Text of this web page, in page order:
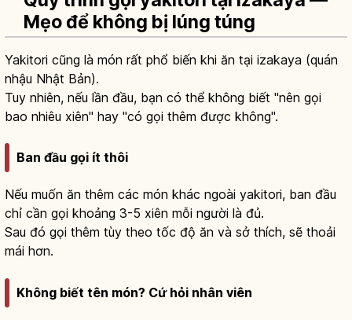
Mẹo để không bị lúng túng
Yakitori cũng là món rất phổ biến khi ăn tại izakaya (quán
nhậu Nhật Bản).
Tuy nhiên, nếu lần đầu, bạn có thể không biết "nên gọi
bao nhiêu xiên" hay "có gọi thêm được không".
Ban đầu gọi ít thôi
Nếu muốn ăn thêm các món khác ngoài yakitori, ban đầu
chỉ cần gọi khoảng 3-5 xiên mỗi người là đủ.
Sau đó gọi thêm tùy theo tốc độ ăn và sở thích, sẽ thoải
mái hơn.
Không biết tên món? Cứ hỏi nhân viên